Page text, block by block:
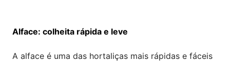
Alface: colheita rápida e leve
A alface é uma das hortaliças mais rápidas e fáceis